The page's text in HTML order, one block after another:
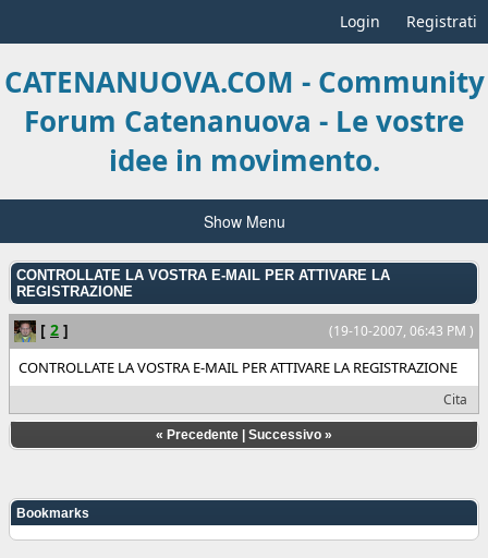
Login Registrati
CATENANUOVA.COM - Community
Forum Catenanuova - Le vostre
idee in movimento.
Show Menu
CONTROLLATE LA VOSTRA E-MAIL PER ATTIVARE LA
REGISTRAZIONE
(19-10-2007, 06:43 PM )
[ 2 ]
CONTROLLATE LA VOSTRA E-MAIL PER ATTIVARE LA REGISTRAZIONE
Cita
« Precedente Successivo »
Bookmarks